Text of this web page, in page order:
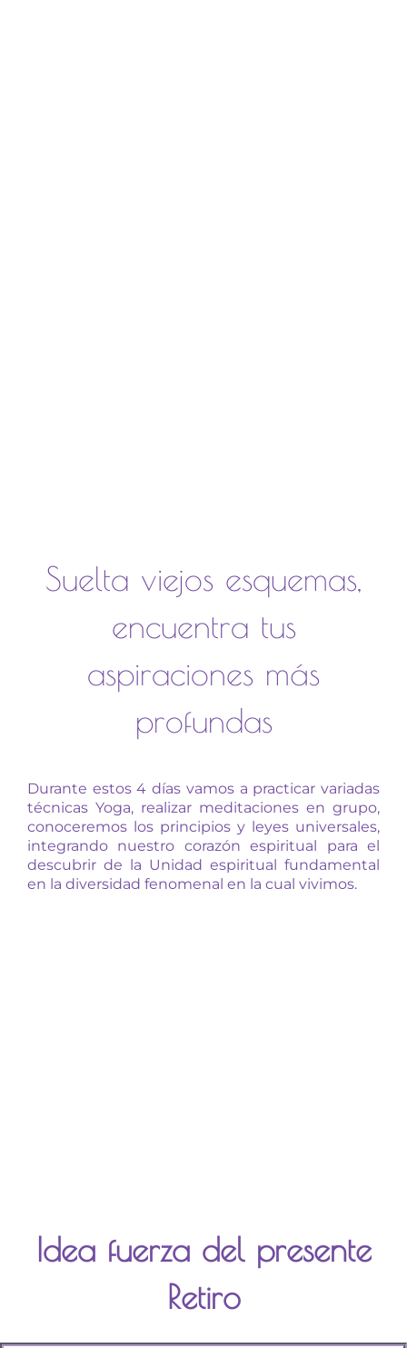
Suelta viejos esquemas,
encuentra tus
aspiraciones más
profundas
Durante estos 4 días vamos a practicar variadas
técnicas Yoga, realizar meditaciones en grupo,
conoceremos los principios y leyes universales,
integrando nuestro corazón espiritual para el
descubrir de la Unidad espiritual fundamental
en la diversidad fenomenal en la cual vivimos.
Idea fuerza del presente
Retiro